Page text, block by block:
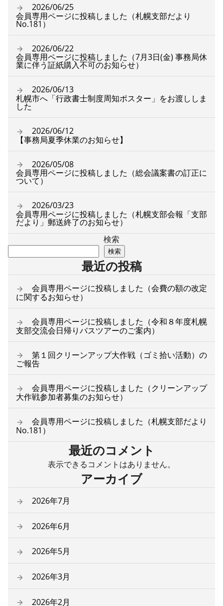
2026/06/25
会員専用ページに投稿しました（札幌支部だより
No.181）
2026/06/22
会員専用ページに投稿しました（7月3日(金) 事務局休
業に伴う証紙購入不可のお知らせ）
2026/06/13
札幌市へ「行政書士制度周知ポスター」をお渡ししま
した
2026/06/12
【事務局夏季休業のお知らせ】
2026/05/08
会員専用ページに投稿しました（総会議案書の訂正に
ついて）
2026/03/23
会員専用ページに投稿しました（札幌支部会報「支部
だより」郵送終了のお知らせ）
検索
検索
最近の投稿
会員専用ページに投稿しました（会費の額の改定
に関するお知らせ）
会員専用ページに投稿しました（令和８年度札幌
支部交流会日帰りバスツアーのご案内）
第１回クリーンアップ大作戦（ゴミ拾い活動）の
ご報告
会員専用ページに投稿しました（クリーンアップ
大作戦参加者募集のお知らせ）
会員専用ページに投稿しました（札幌支部だより
No.181）
最近のコメント
表示できるコメントはありません。
アーカイブ
2026年7月
2026年6月
2026年5月
2026年3月
2026年2月